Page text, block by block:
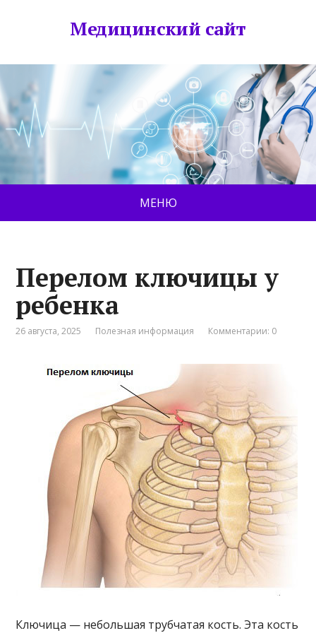
Медицинский сайт
МЕНЮ
Перелом ключицы у
ребенка
26 августа, 2025 Полезная информация Комментарии: 0
Ключица — небольшая трубчатая кость. Эта кость